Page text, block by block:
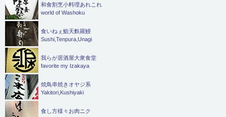
和食割烹小料理あれこれ
world of Washoku
食いねぇ鮨天麩羅鰻
Sushi,Tenpura,Unagi
我らが居酒屋大衆食堂
favorite my Izakaya
焼鳥串焼きオヤジ系
Yakitori,Kushiyaki
食し方様々お肉ニク